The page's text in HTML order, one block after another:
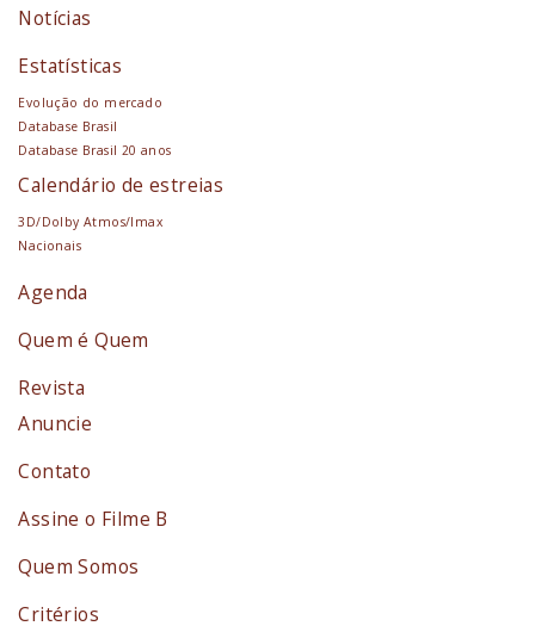
Notícias
Estatísticas
Evolução do mercado
Database Brasil
Database Brasil 20 anos
Calendário de estreias
3D/Dolby Atmos/Imax
Nacionais
Agenda
Quem é Quem
Revista
Anuncie
Contato
Assine o Filme B
Quem Somos
Critérios